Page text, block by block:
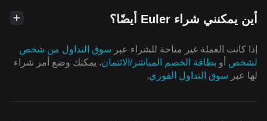
أين يمكنني شراء Euler أيضًا؟
إذا كانت العملة غير متاحة للشراء عبر سوق التداول من شخص
لشخص أو بطاقة الخصم المباشر/الائتمان. يمكنك وضع أمر شراء
لها عبر سوق التداول الفوري.